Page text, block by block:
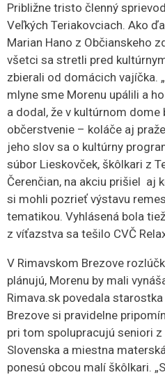
Približne tristo členný
Veľkých Teriakovciach. Ako
Marian Hano z Občianskeho
všetci sa stretli pred
zbierali od domácich vajíčka.
mlyne sme Morenu upálili a
a dodal, že v kultúrnom
občerstvenie – koláče aj
jeho slov sa o kultúrny
súbor Lieskovček, škôlkari z
Čerenčian, na akciu prišiel aj
si mohli pozrieť výstavu
tematikou. Vyhlásená bola
z víťazstva sa tešilo CVČ
V Rimavskom Brezove
plánujú, Morenu by mali
Rimava.sk povedala
Brezove si pravidelne
pri tom spolupracujú seniori
Slovenska a miestna
ponesú obcou malí škôlkari.